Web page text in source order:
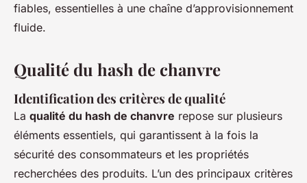
fiables, essentielles à une chaîne d’approvisionnement
fluide.
Qualité du hash de chanvre
Identification des critères de qualité
La qualité du hash de chanvre repose sur plusieurs
éléments essentiels, qui garantissent à la fois la
sécurité des consommateurs et les propriétés
recherchées des produits. L’un des principaux critères